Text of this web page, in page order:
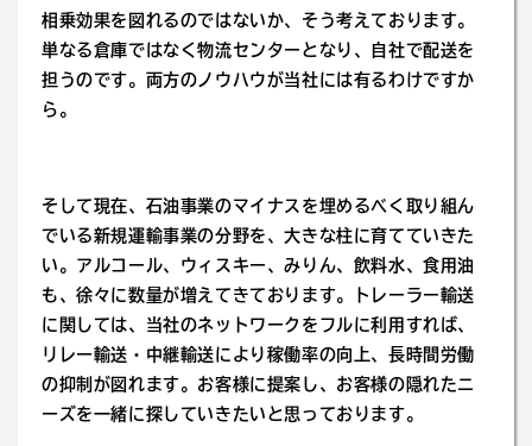
相乗効果を図れるのではないか、そう考えております。
単なる倉庫ではなく物流センターとなり、自社で配送を
担うのです。両方のノウハウが当社には有るわけですか
ら。
そして現在、石油事業のマイナスを埋めるべく取り組ん
でいる新規運輸事業の分野を、大きな柱に育てていきた
い。アルコール、ウィスキー、みりん、飲料水、食用油
も、徐々に数量が増えてきております。トレーラー輸送
に関しては、当社のネットワークをフルに利用すれば、
リレー輸送・中継輸送により稼働率の向上、長時間労働
の抑制が図れます。お客様に提案し、お客様の隠れたニ
ーズを一緒に探していきたいと思っております。